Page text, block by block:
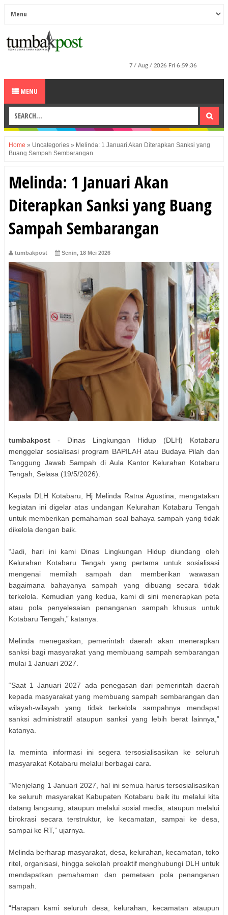
MENU
Home » Uncategories » Melinda: 1 Januari Akan Diterapkan Sanksi yang
Buang Sampah Sembarangan
Melinda: 1 Januari Akan
Diterapkan Sanksi yang Buang
Sampah Sembarangan
tumbakpost Senin, 18 Mei 2026
tumbakpost - Dinas Lingkungan Hidup (DLH) Kotabaru
menggelar sosialisasi program BAPILAH atau Budaya Pilah dan
Tanggung Jawab Sampah di Aula Kantor Kelurahan Kotabaru
Tengah, Selasa (19/5/2026).
Kepala DLH Kotabaru, Hj Melinda Ratna Agustina, mengatakan
kegiatan ini digelar atas undangan Kelurahan Kotabaru Tengah
untuk memberikan pemahaman soal bahaya sampah yang tidak
dikelola dengan baik.
“Jadi, hari ini kami Dinas Lingkungan Hidup diundang oleh
Kelurahan Kotabaru Tengah yang pertama untuk sosialisasi
mengenai memilah sampah dan memberikan wawasan
bagaimana bahayanya sampah yang dibuang secara tidak
terkelola. Kemudian yang kedua, kami di sini menerapkan peta
atau pola penyelesaian penanganan sampah khusus untuk
Kotabaru Tengah,” katanya.
Melinda menegaskan, pemerintah daerah akan menerapkan
sanksi bagi masyarakat yang membuang sampah sembarangan
mulai 1 Januari 2027.
“Saat 1 Januari 2027 ada penegasan dari pemerintah daerah
kepada masyarakat yang membuang sampah sembarangan dan
wilayah-wilayah yang tidak terkelola sampahnya mendapat
sanksi administratif ataupun sanksi yang lebih berat lainnya,”
katanya.
Ia meminta informasi ini segera tersosialisasikan ke seluruh
masyarakat Kotabaru melalui berbagai cara.
“Menjelang 1 Januari 2027, hal ini semua harus tersosialisasikan
ke seluruh masyarakat Kabupaten Kotabaru baik itu melalui kita
datang langsung, ataupun melalui sosial media, ataupun melalui
birokrasi secara terstruktur, ke kecamatan, sampai ke desa,
sampai ke RT,” ujarnya.
Melinda berharap masyarakat, desa, kelurahan, kecamatan, toko
ritel, organisasi, hingga sekolah proaktif menghubungi DLH untuk
mendapatkan pemahaman dan pemetaan pola penanganan
sampah.
“Harapan kami seluruh desa, kelurahan, kecamatan ataupun